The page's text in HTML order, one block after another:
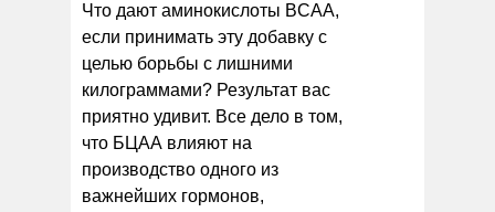
Что дают аминокислоты BCAA,
если принимать эту добавку с
целью борьбы с лишними
килограммами? Результат вас
приятно удивит. Все дело в том,
что БЦАА влияют на
производство одного из
важнейших гормонов,